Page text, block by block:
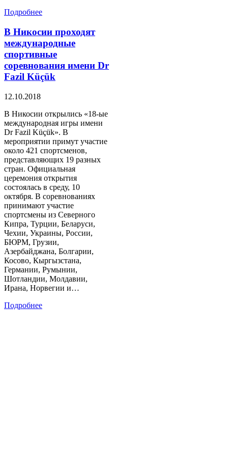
Подробнее
В Никосии проходят
международные
спортивные
соревнования имени Dr
Fazil Küçük
12.10.2018
В Никосии открылись «18-ые
международная игры имени
Dr Fazil Küçük». В
мероприятии примут участие
около 421 спортсменов,
представляющих 19 разных
стран. Официальная
церемония открытия
состоялась в среду, 10
октября. В соревнованиях
принимают участие
спортсмены из Северного
Кипра, Турции, Беларуси,
Чехии, Украины, России,
БЮРМ, Грузии,
Азербайджана, Болгарии,
Косово, Кыргызстана,
Германии, Румынии,
Шотландии, Молдавии,
Ирана, Норвегии и…
Подробнее